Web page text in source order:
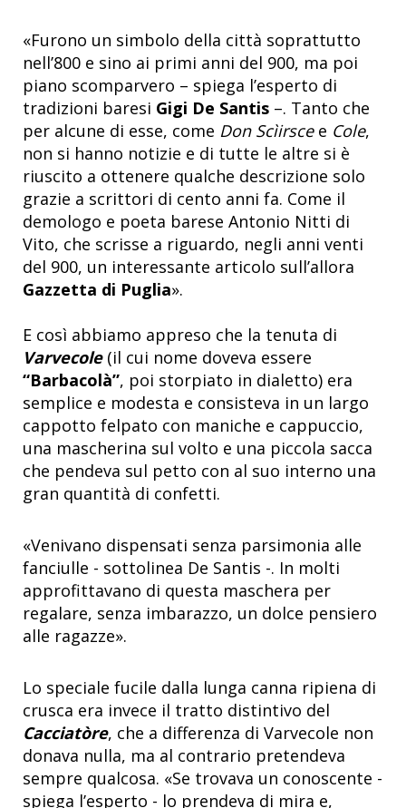
«Furono un simbolo della città soprattutto
nell’800 e sino ai primi anni del 900, ma poi
piano scomparvero – spiega l’esperto di
tradizioni baresi Gigi De Santis –. Tanto che
per alcune di esse, come Don Scìirscee Cole,
non si hanno notizie e di tutte le altre si è
riuscito a ottenere qualche descrizione solo
grazie a scrittori di cento anni fa. Come il
demologo e poeta barese Antonio Nitti di
Vito, che scrisse a riguardo, negli anni venti
del 900, un interessante articolo sull’allora
Gazzetta di Puglia».
E così abbiamo appreso che la tenuta di
Varvecole(il cui nome doveva essere
“Barbacolà”, poi storpiato in dialetto) era
semplice e modesta e consisteva in un largo
cappotto felpato con maniche e cappuccio,
una mascherina sul volto e una piccola sacca
che pendeva sul petto con al suo interno una
gran quantità di confetti.
«Venivano dispensati senza parsimonia alle
fanciulle - sottolinea De Santis -. In molti
approfittavano di questa maschera per
regalare, senza imbarazzo, un dolce pensiero
alle ragazze».
Lo speciale fucile dalla lunga canna ripiena di
crusca era invece il tratto distintivo del
Cacciatòre, che a differenza di Varvecole non
donava nulla, ma al contrario pretendeva
sempre qualcosa. «Se trovava un conoscente -
spiega l’esperto - lo prendeva di mira e,